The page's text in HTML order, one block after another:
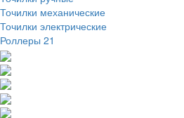
Точилки механические
Точилки электрические
Роллеры 21